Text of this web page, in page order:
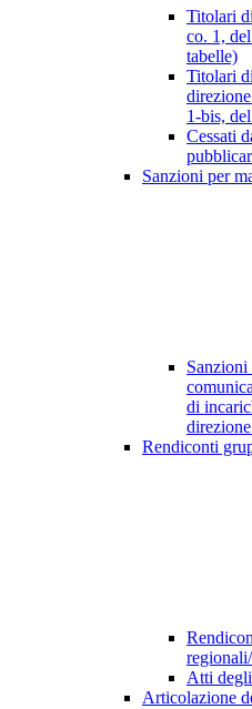
Titolari
co. 1,
tabelle)
Titolari
1-bis,
Cessati
Sanzioni per
Sanzioni
di
Rendiconti
Atti
Articolazione